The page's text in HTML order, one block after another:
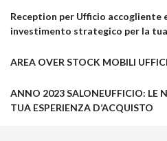
Reception per Ufficio accogliente
investimento strategico per la
AREA OVER STOCK MOBILI
ANNO 2023 SALONEUFFICIO: LE
TUA ESPERIENZA D’ACQUISTO